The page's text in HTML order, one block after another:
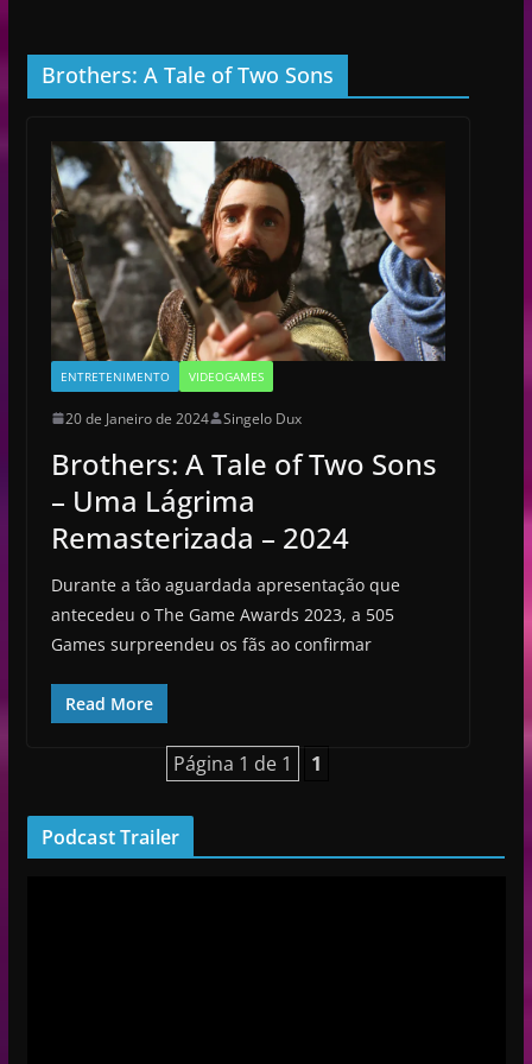
Brothers: A Tale of Two Sons
ENTRETENIMENTO VIDEOGAMES
20 de Janeiro de 2024 Singelo Dux
Brothers: A Tale of Two Sons
– Uma Lágrima
Remasterizada – 2024
Durante a tão aguardada apresentação que
antecedeu o The Game Awards 2023, a 505
Games surpreendeu os fãs ao confirmar
Read More
Página 1 de 1 1
Podcast Trailer